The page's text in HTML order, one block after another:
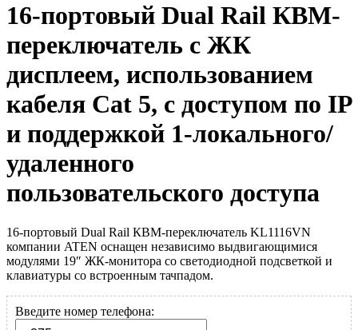
16-портовый Dual Rail КВМ-
переключатель с ЖК
дисплеем, использованием
кабеля Cat 5, c доступом по IP
и поддержкой 1-локального/
удаленного
пользовательского доступа
16-портовый Dual Rail КВМ-переключатель KL1116VN
компании ATEN оснащен независимо выдвигающимися
модулями 19″ ЖК-монитора со светодиодной подсветкой и
клавиатуры со встроенным тачпадом.
Введите номер телефона: